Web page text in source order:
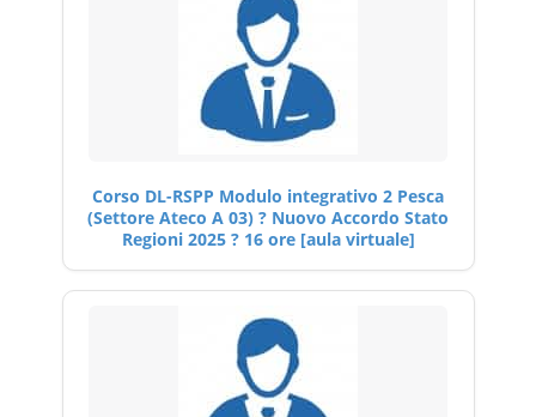
Corso DL-RSPP Modulo integrativo 2 Pesca
(Settore Ateco A 03) ? Nuovo Accordo Stato
Regioni 2025 ? 16 ore [aula virtuale]